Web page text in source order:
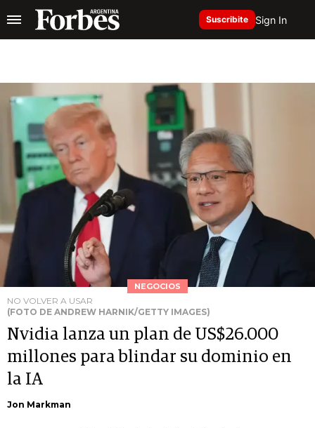
Suscribite Sign In
NEGOCIOS
NO VOLVER A USAR
(FOTO DE ANDREW HARNIK/GETTY IMAGES)
Nvidia lanza un plan de US$26.000
millones para blindar su dominio en
la IA
Jon Markman